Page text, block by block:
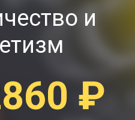
и
₽